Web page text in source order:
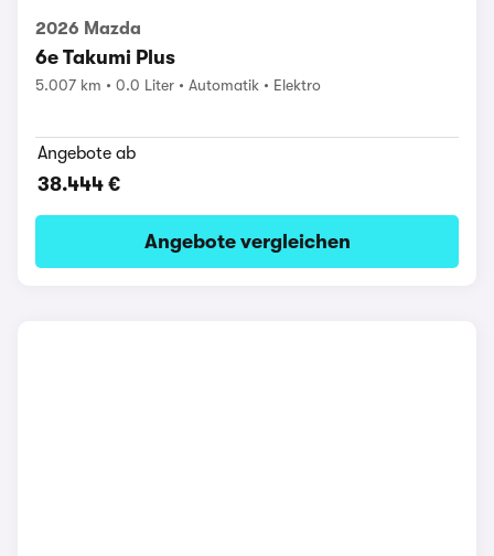
2026 Mazda
6e Takumi Plus
5.007 km 0.0 Liter Automatik Elektro
Angebote ab
38.444 €
Angebote vergleichen